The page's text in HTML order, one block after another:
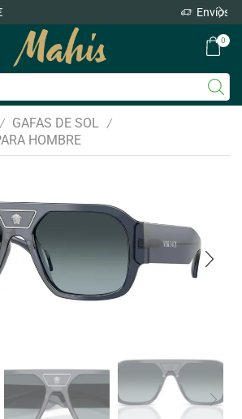
GRATIS a partir de 60€
0
/ GAFAS DE SOL /
HOMBRE